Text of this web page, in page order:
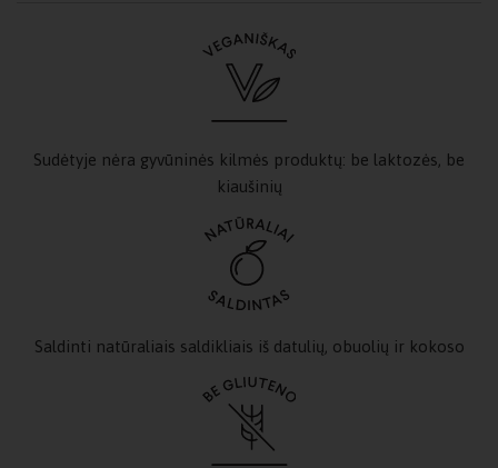
Sudėtyje nėra gyvūninės kilmės produktų: be laktozės, be
kiaušinių
Saldinti natūraliais saldikliais iš datulių, obuolių ir kokoso